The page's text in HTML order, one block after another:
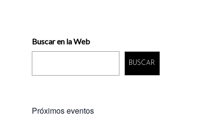
Buscar en la Web
BUSCAR
Próximos eventos